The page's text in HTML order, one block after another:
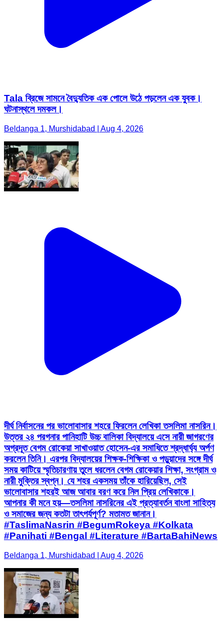
Tala ব্রিজে সামনে বৈদ্যুতিক এক পোলে উঠে পড়লেন এক যুবক।
ঘটনাস্থলে দমকল।
Beldanga 1, Murshidabad | Aug 4, 2026
দীর্ঘ নির্বাসনের পর ভালোবাসার শহরে ফিরলেন লেখিকা তসলিমা নাসরিন।
উত্তর ২৪ পরগনার পানিহাটি উচ্চ বালিকা বিদ্যালয়ে এসে নারী জাগরণের
অগ্রদূত বেগম রোকেয়া সাখাওয়াত হোসেন-এর সমাধিতে শ্রদ্ধার্ঘ্য অর্পণ
করলেন তিনি। এরপর বিদ্যালয়ের শিক্ষক-শিক্ষিকা ও পড়ুয়াদের সঙ্গে দীর্ঘ
সময় কাটিয়ে স্মৃতিচারণায় তুলে ধরলেন বেগম রোকেয়ার শিক্ষা, সংগ্রাম ও
নারী মুক্তির স্বপ্ন। যে শহর একসময় তাঁকে হারিয়েছিল, সেই
ভালোবাসার শহরই আজ আবার বরণ করে নিল প্রিয় লেখিকাকে।
আপনার কী মনে হয়—তসলিমা নাসরিনের এই প্রত্যাবর্তন বাংলা সাহিত্য
ও সমাজের জন্য কতটা তাৎপর্যপূর্ণ? মতামত জানান।
#TaslimaNasrin #BegumRokeya #Kolkata
#Panihati #Bengal #Literature #BartaBahiNews
Beldanga 1, Murshidabad | Aug 4, 2026